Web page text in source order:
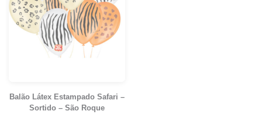
Balão Látex Estampado Safari –
Sortido – São Roque